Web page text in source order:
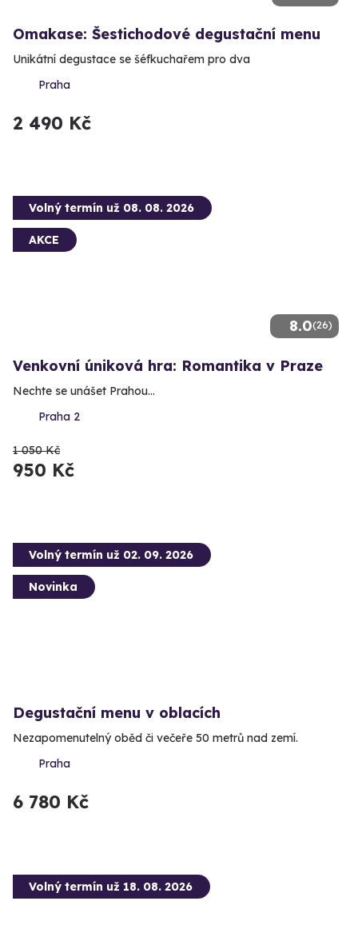
Omakase: Šestichodové degustační menu
Unikátní degustace se šéfkuchařem pro dva
Praha
2 490 Kč
8.0(26)
Volný termín už 08. 08. 2026
AKCE
Venkovní úniková hra: Romantika v Praze
Nechte se unášet Prahou...
Praha 2
1 050 Kč
950 Kč
Volný termín už 02. 09. 2026
Novinka
Degustační menu v oblacích
Nezapomenutelný oběd či večeře 50 metrů nad zemí.
Praha
6 780 Kč
Volný termín už 18. 08. 2026